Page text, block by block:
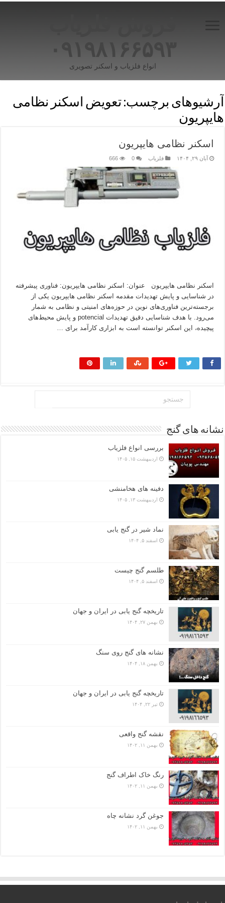
۰۹۱۹۸۱۶۶۵۹۳
انواع فلزیاب و اسکنر تصویری
آرشیوهای برچسب:تعویض اسکنر نظامی
هایپریون
اسکنر نظامی هایپریون
آبان ۲۹, ۱۴۰۴ فلزیاب 0
666
اسکنر نظامی هایپریون عنوان: اسکنر نظامی هایپریون: فناوری پیشرفته
در شناسایی و پایش تهدیدات مقدمه اسکنر نظامی هایپریون یکی از
برجسته‌ترین فناوری‌های نوین در حوزه‌های امنیتی و نظامی به شمار
می‌رود. با هدف شناسایی دقیق تهدیدات potencial و پایش محیط‌های
پیچیده، این اسکنر توانسته است به ابزاری کارآمد برای …
نشانه های گنج
بررسی انواع فلزیاب
اردیبهشت ۱۵, ۱۴۰۵
دفینه های هخامنشی
اردیبهشت ۱۳, ۱۴۰۵
نماد شیر در گنج یابی
اسفند ۵, ۱۴۰۴
طلسم گنج چیست
اسفند ۵, ۱۴۰۴
تاریخچه گنج‌ یابی در ایران و جهان
بهمن ۲۷, ۱۴۰۴
نشانه های گنج روی سنگ
بهمن ۱۸, ۱۴۰۴
تاریخچه گنج‌ یابی در ایران و جهان
تیر ۲۲, ۱۴۰۴
نقشه گنج واقعی
بهمن ۱۱, ۱۴۰۲
رنگ خاک اطراف گنج
بهمن ۱۱, ۱۴۰۲
جوغن گرد نشانه چاه
بهمن ۱۱, ۱۴۰۲